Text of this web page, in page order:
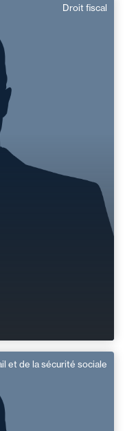
Droit fiscal
Hesnard
Domaine d’expertises :
et de la sécurité sociale
Chollet
Domaine d’expertises :